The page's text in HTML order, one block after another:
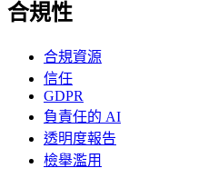
合規性
合規資源
信任
GDPR
負責任的 AI
透明度報告
檢舉濫用